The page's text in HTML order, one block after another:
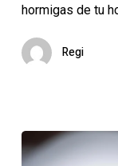
domicilio
hormigas de tu
Regi